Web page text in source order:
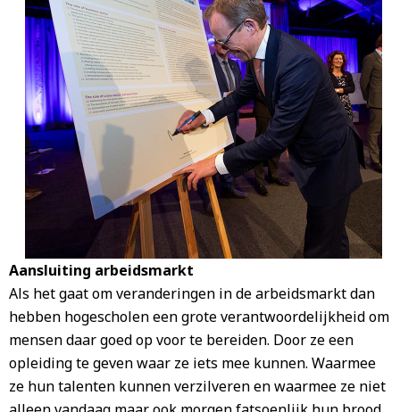
Aansluiting arbeidsmarkt
Als het gaat om veranderingen in de arbeidsmarkt dan
hebben hogescholen een grote verantwoordelijkheid om
mensen daar goed op voor te bereiden. Door ze een
opleiding te geven waar ze iets mee kunnen. Waarmee
ze hun talenten kunnen verzilveren en waarmee ze niet